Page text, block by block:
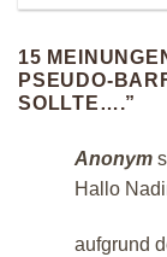
15
PSEUDO-
SOLLTE….”
Anonym
Hallo
aufgrund